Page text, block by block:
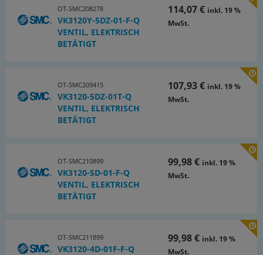
OT-SMC208278
VK3120Y-5DZ-01-F-Q
VENTIL, ELEKTRISCH
BETÄTIGT
114,07 € inkl. 19 %
MwSt.
OT-SMC209415
VK3120-5DZ-01T-Q
VENTIL, ELEKTRISCH
BETÄTIGT
107,93 € inkl. 19 %
MwSt.
OT-SMC210899
VK3120-5D-01-F-Q
VENTIL, ELEKTRISCH
BETÄTIGT
99,98 € inkl. 19 %
MwSt.
OT-SMC211899
VK3120-4D-01F-F-Q
99,98 € inkl. 19 %
MwSt.